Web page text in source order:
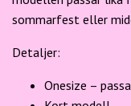
sommarfest eller
Detaljer:
Onesize –